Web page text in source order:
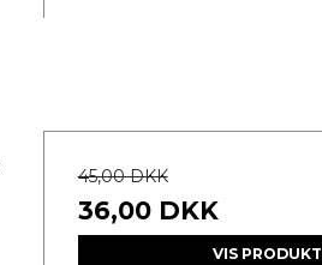
45,00 DKK
36,00 DKK
VIS PRODUKT